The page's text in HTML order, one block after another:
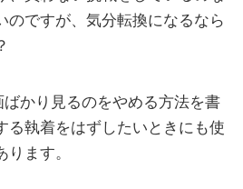
のですが、気分転換になるなら
ばかり見るのをやめる方法を書
る執着をはずしたいときにも使
ます。